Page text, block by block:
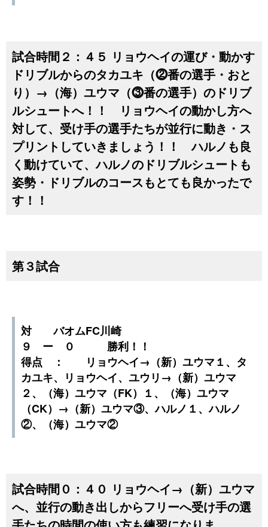
試合時間２：４５ リョウヘイの運び・動かす
ドリブルからのタカユキ（⓶番の選手・おと
り）→（海）ユウマ（⓷番の選手）のドリブ
ルシュートへ！！ リョウヘイの動かし方へ
対して、受け手の選手たちが並行に動き・ス
プリントしていきましょう！！ ハルノも良
く動けていて、ハルノのドリブルシュートも
姿勢・ドリブルのコースもとても良かったで
す！！
第３試合
対 バオムFC川崎
９ ー ０ 勝利！！
得点 ： リョウヘイ→（新）ユウマ１、タ
カユキ、リョウヘイ、ユウリ→（新）ユウマ
２、（海）ユウマ（FK）１、（海）ユウマ
（CK）→（新）ユウマ③、ハルノ１、ハルノ
②、（海）ユウマ②
試合時間０：４０ リョウヘイ→（新）ユウマ
へ、並行の動き出しからフリーへ受け手の選